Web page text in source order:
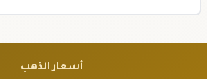
أسعار الذهب